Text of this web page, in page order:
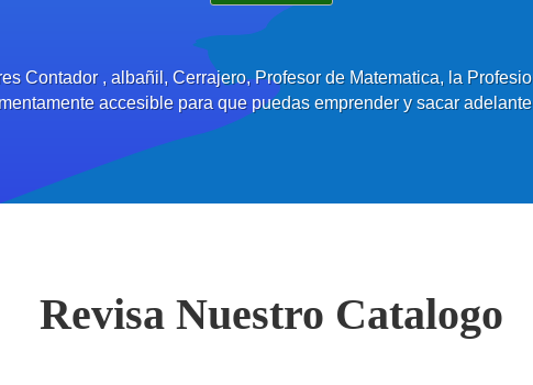
Contador , albañil, Cerrajero, Profesor de Matematica, la
accesible para que puedas emprender y sacar
Revisa Nuestro Catalogo